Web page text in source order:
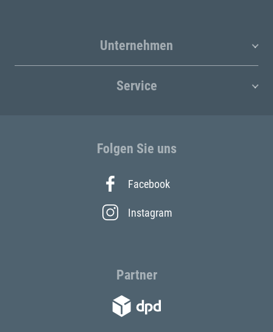
Unternehmen
Service
Folgen Sie uns
Facebook
Instagram
Partner